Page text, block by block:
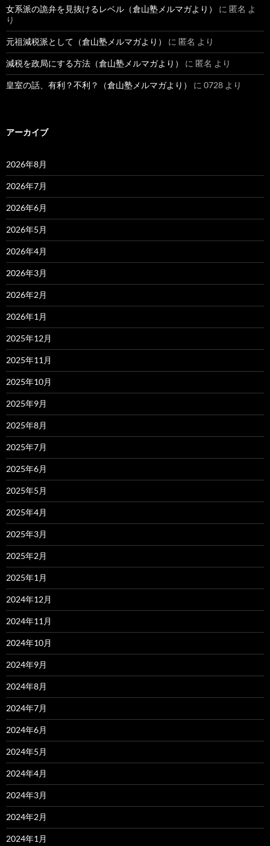
女系派の詭弁を見抜けるレベル（倉山塾メルマガより） に 匿名 よ
り
元祖減税派として（倉山塾メルマガより） に 匿名 より
減税を政局にする方法（倉山塾メルマガより） に 匿名 より
皇室の話、有利？不利？（倉山塾メルマガより） に 0728 より
アーカイブ
2026年8月
2026年7月
2026年6月
2026年5月
2026年4月
2026年3月
2026年2月
2026年1月
2025年12月
2025年11月
2025年10月
2025年9月
2025年8月
2025年7月
2025年6月
2025年5月
2025年4月
2025年3月
2025年2月
2025年1月
2024年12月
2024年11月
2024年10月
2024年9月
2024年8月
2024年7月
2024年6月
2024年5月
2024年4月
2024年3月
2024年2月
2024年1月